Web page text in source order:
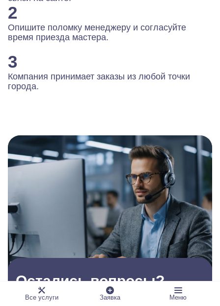
2
Опишите поломку менеджеру и согласуйте
время приезда мастера.
3
Компания принимает заказы из любой точки
города.
Остались вопросы?
Все услуги Заявка Меню